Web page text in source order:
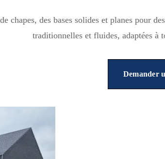
chapes, des bases solides et planes pour
traditionnelles et fluides, adaptées à
Demander